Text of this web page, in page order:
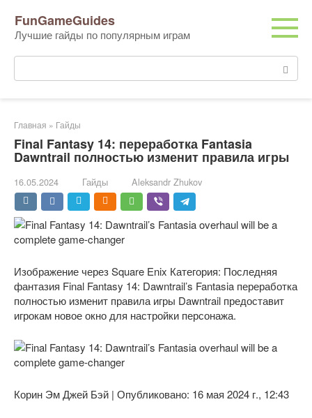
контенту
FunGameGuides
Лучшие гайды по популярным играм
Поиск:
Главная » Гайды
Final Fantasy 14: переработка Fantasia
Dawntrail полностью изменит правила игры
16.05.2024 Гайды Aleksandr Zhukov
Изображение через Square Enix Категория: Последняя
фантазия Final Fantasy 14: Dawntrail’s Fantasia переработка
полностью изменит правила игры Dawntrail предоставит
игрокам новое окно для настройки персонажа.
Корин Эм Джей Бэй | Опубликовано: 16 мая 2024 г., 12:43